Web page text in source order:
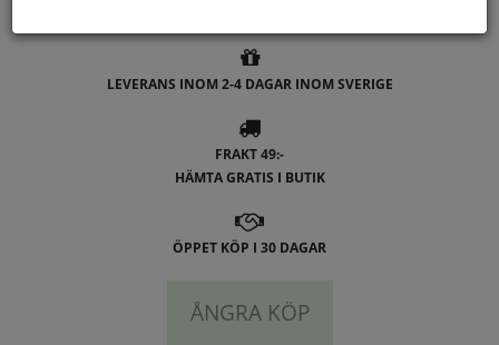
LEVERANS INOM 2-4 DAGAR INOM SVERIGE
FRAKT 49:-
HÄMTA GRATIS I BUTIK
ÖPPET KÖP I 30 DAGAR
ÅNGRA KÖP